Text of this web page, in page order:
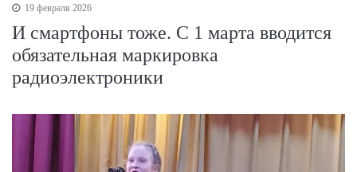
19 февраля 2026
И смартфоны тоже. С 1 марта вводится
обязательная маркировка
радиоэлектроники